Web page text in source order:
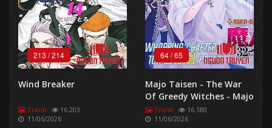
213 /214
Wind Breaker
Tranh
16.203
11/06/2026
64/65
Majo Taisen - The War
Of Greedy Witches - Majo
Taisen
Tranh
16.180
11/06/2026